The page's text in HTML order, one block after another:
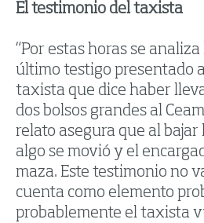
El testimonio del taxista
“Por estas horas se
último testigo presentado
taxista que dice haber
dos bolsos grandes al
relato asegura que al bajar
algo se movió y el
maza. Este testimonio no
cuenta como elemento
probablemente el taxista